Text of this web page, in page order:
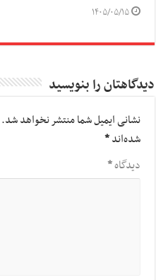
۱۴۰۵/۰۵/۱۵
دیدگاهتان را بنویسید
نشانی ایمیل شما منتشر نخواهد شد.
شده‌اند*
دیدگاه*